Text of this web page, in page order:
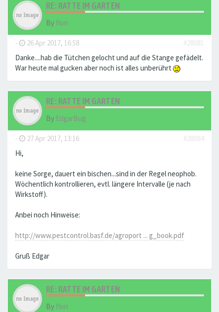
RE: RATTE IM GARTEN
By flori
- 26 Apr 2017, 16:58
#28081
Danke....hab die Tütchen gelocht und auf die Stange gefädelt.
War heute mal gucken aber noch ist alles unberührt
RE: RATTE IM GARTEN
By EdgarBug
- 27 Apr 2017, 13:16
#28084
Hi,
keine Sorge, dauert ein bischen...sind in der Regel neophob.
Wöchentlich kontrollieren, evtl. längere Intervalle (je nach
Wirkstoff).
Anbei noch Hinweise:
http://www.pestcontrol.basf.de/agroport ... g_book.pdf
Gruß Edgar
RE: RATTE IM GARTEN
By flori